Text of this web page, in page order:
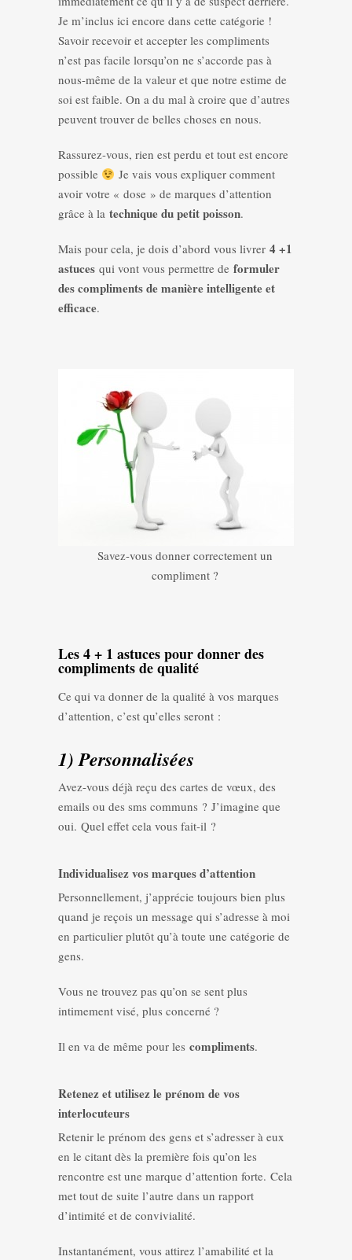
Je m’inclus ici encore dans cette catégorie !
Savoir recevoir et accepter les compliments
n’est pas facile lorsqu’on ne s’accorde pas à
nous-même de la valeur et que notre estime de
soi est faible. On a du mal à croire que d’autres
peuvent trouver de belles choses en nous.
Rassurez-vous, rien est perdu et tout est encore
possible
Je vais vous expliquer comment
avoir votre « dose » de marques d’attention
grâce à la technique du petit poisson.
Mais pour cela, je dois d’abord vous livrer 4 +1
astuces qui vont vous permettre de formuler
des compliments de manière intelligente et
efficace.
Savez-vous donner correctement un
compliment ?
Les 4 + 1 astuces pour donner des
compliments de qualité
Ce qui va donner de la qualité à vos marques
d’attention, c’est qu’elles seront :
1) Personnalisées
Avez-vous déjà reçu des cartes de vœux, des
emails ou des sms communs ? J’imagine que
oui. Quel effet cela vous fait-il ?
Individualisez vos marques d’attention
Personnellement, j’apprécie toujours bien plus
quand je reçois un message qui s’adresse à moi
en particulier plutôt qu’à toute une catégorie de
gens.
Vous ne trouvez pas qu’on se sent plus
intimement visé, plus concerné ?
Il en va de même pour les compliments.
Retenez et utilisez le prénom de vos
interlocuteurs
Retenir le prénom des gens et s’adresser à eux
en le citant dès la première fois qu’on les
rencontre est une marque d’attention forte. Cela
met tout de suite l’autre dans un rapport
d’intimité et de convivialité.
Instantanément, vous attirez l’amabilité et la